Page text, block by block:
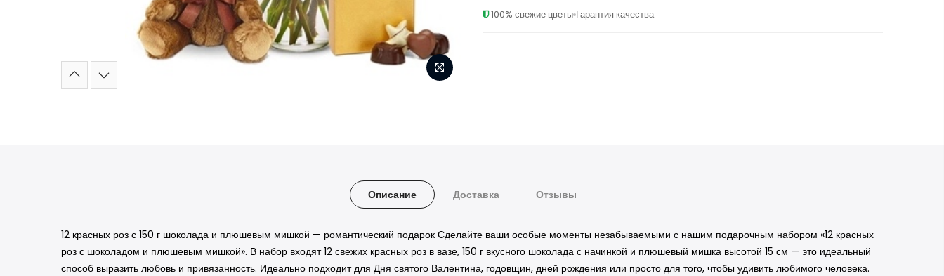
100% свежие цветы Гарантия качества
Описание Доставка Отзывы
12 красных роз с 150 г шоколада и плюшевым мишкой — романтический подарок Сделайте ваши особые моменты незабываемыми с нашим подарочным набором «12 красных
роз с шоколадом и плюшевым мишкой». В набор входят 12 свежих красных роз в вазе, 150 г вкусного шоколада с начинкой и плюшевый мишка высотой 15 см — это идеальный
способ выразить любовь и привязанность. Идеально подходит для Дня святого Валентина, годовщин, дней рождения или просто для того, чтобы удивить любимого человека.